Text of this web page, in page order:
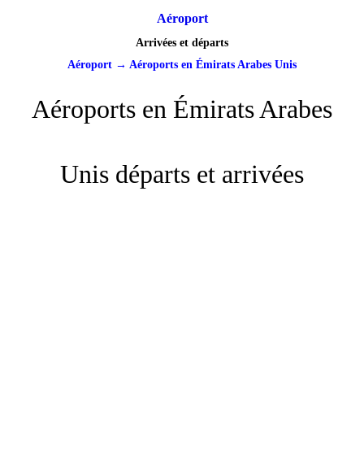
Aéroport
Arrivées et départs
Aéroport → Aéroports en Émirats Arabes Unis
Aéroports en Émirats Arabes
Unis départs et arrivées